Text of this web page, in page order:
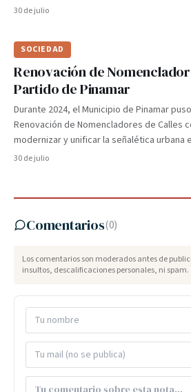
30 de julio
SOCIEDAD
Renovación de
Partido de Pinamar
Durante 2024, el Municipio de Pinamar
Renovación de Nomencladores de Calles
modernizar y unificar la señalética urbana
30 de julio
Comentarios(0)
Los comentarios son moderados antes de
insultos, descalificaciones personales, ni spam.